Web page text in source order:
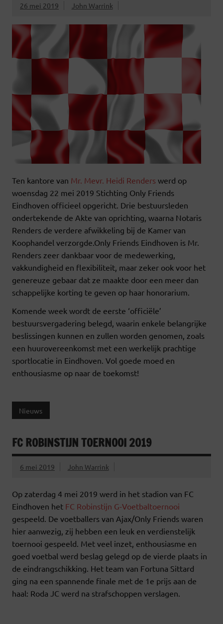
26 mei 2019 John Warrink
Ten kantore van Mr. Mevr. Heidi Renders werd op
woensdag 22 mei 2019 Stichting Only Friends
Eindhoven officieel opgericht. Drie bestuursleden
ondertekende de Akte van oprichting, waarna Notaris
Renders de verdere afwikkeling bij de Kamer van
Koophandel verzorgde.Only Friends Eindhoven is Mr.
Renders zeer dankbaar voor de medewerking,
vakkundigheid en flexibiliteit, maar zeker ook voor het
genereuze gebaar dat ze maakte door een meer dan
schappelijke korting te geven op haar honorarium.
Komende week wordt de eerste ‘officiële’
bestuursvergadering belegd, waarin enkele belangrijke
beslissingen kunnen en zullen worden genomen, zoals
een huurovereenkomst met een werkelijk prachtige
sportlocatie in Eindhoven. Vol goede moed en
enthousiasme op naar de toekomst!
Nieuws
FC ROBINSTIJN TOERNOOI 2019
6 mei 2019 John Warrink
Op zaterdag 4 mei 2019 werd in het stadion van FC
Eindhoven het FC Robinstijn G-Voetbaltoernooi
gespeeld. De voetballers van Ajax/Only Friends waren
hier aanwezig, zij hebben een leuk en verdienstelijk
toernooi gespeeld. Met veel inzet, enthousiasme en
goed voetbal werd beslag gelegd op de vierde plaats in
de eindrangschikking. Het team van Fortuna Sittard
ging na een spannende finale met de 1e prijs aan de
haal: Roda JC werd na strafschoppen verslagen.